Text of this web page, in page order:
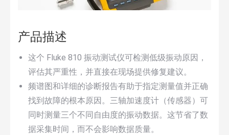
产品描述
这个 Fluke 810 振动测试仪可检测低级振动原因，
评估其严重性，并直接在现场提供修复建议。
频谱图和详细的诊断报告有助于指定测量值并正确
找到故障的根本原因。三轴加速度计（传感器）可
同时测量三个不同自由度的振动数据。这节省了数
据采集时间，而不会影响数据质量。